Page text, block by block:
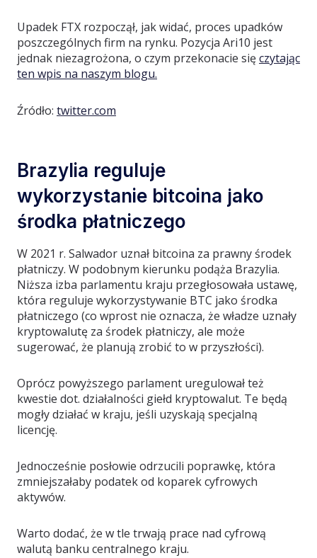
Upadek FTX rozpoczął, jak widać, proces upadków
poszczególnych firm na rynku. Pozycja Ari10 jest
jednak niezagrożona, o czym przekonacie sięczytając
ten wpis na naszym blogu.
Źródło: twitter.com
Brazylia reguluje
wykorzystanie bitcoina jako
środka płatniczego
W 2021 r. Salwador uznał bitcoina za prawny środek
płatniczy. W podobnym kierunku podąża Brazylia.
Niższa izba parlamentu kraju przegłosowała ustawę,
która reguluje wykorzystywanie BTC jako środka
płatniczego (co wprost nie oznacza, że władze uznały
kryptowalutę za środek płatniczy, ale może
sugerować, że planują zrobić to w przyszłości).
Oprócz powyższego parlament uregulował też
kwestie dot. działalności giełd kryptowalut. Te będą
mogły działać w kraju, jeśli uzyskają specjalną
licencję.
Jednocześnie posłowie odrzucili poprawkę, która
zmniejszałaby podatek od koparek cyfrowych
aktywów.
Warto dodać, że w tle trwają prace nad cyfrową
walutą banku centralnego kraju.